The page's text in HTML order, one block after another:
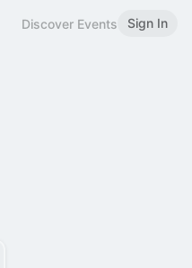
Discover Events Sign In